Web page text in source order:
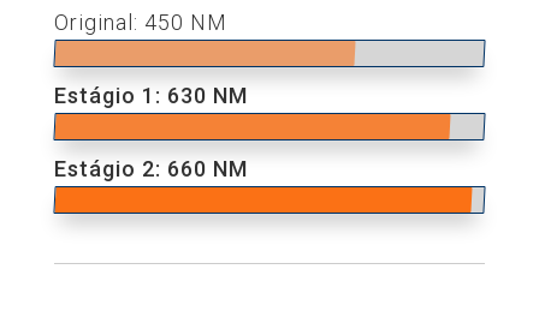
Original: 450 NM
Estágio 1: 630 NM
Estágio 2: 660 NM